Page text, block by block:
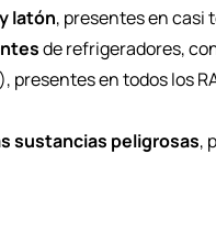
latón, presentes en casi
de refrigeradores,
presentes en todos los
sustancias peligrosas,